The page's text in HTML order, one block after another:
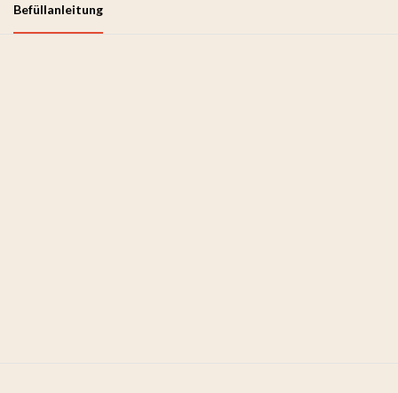
Befüllanleitung